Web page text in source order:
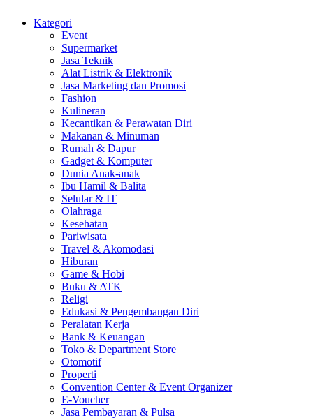
Kategori
Event
Supermarket
Jasa Teknik
Alat Listrik & Elektronik
Jasa Marketing dan Promosi
Fashion
Kulineran
Kecantikan & Perawatan Diri
Makanan & Minuman
Rumah & Dapur
Gadget & Komputer
Dunia Anak-anak
Ibu Hamil & Balita
Selular & IT
Olahraga
Kesehatan
Pariwisata
Travel & Akomodasi
Hiburan
Game & Hobi
Buku & ATK
Religi
Edukasi & Pengembangan Diri
Peralatan Kerja
Bank & Keuangan
Toko & Department Store
Otomotif
Properti
Convention Center & Event Organizer
E-Voucher
Jasa Pembayaran & Pulsa